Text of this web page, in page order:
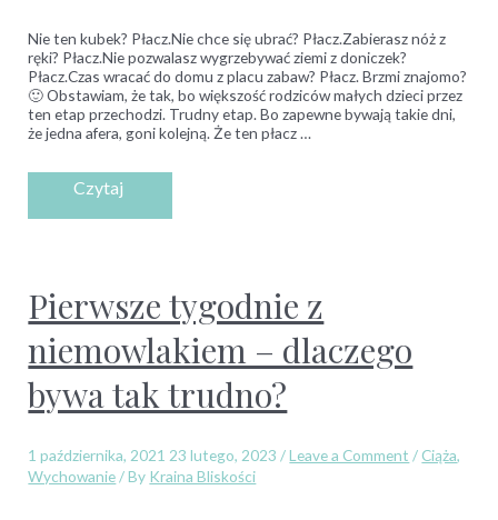
Nie ten kubek? Płacz.Nie chce się ubrać? Płacz.Zabierasz nóż z
ręki? Płacz.Nie pozwalasz wygrzebywać ziemi z doniczek?
Płacz.Czas wracać do domu z placu zabaw? Płacz. Brzmi znajomo?
🙂 Obstawiam, że tak, bo większość rodziców małych dzieci przez
ten etap przechodzi. Trudny etap. Bo zapewne bywają takie dni,
że jedna afera, goni kolejną. Że ten płacz …
Pierwsze tygodnie z
niemowlakiem – dlaczego
bywa tak trudno?
1 października, 2021 23 lutego, 2023 /Leave a Comment / Ciąża,
Wychowanie/ By Kraina Bliskości